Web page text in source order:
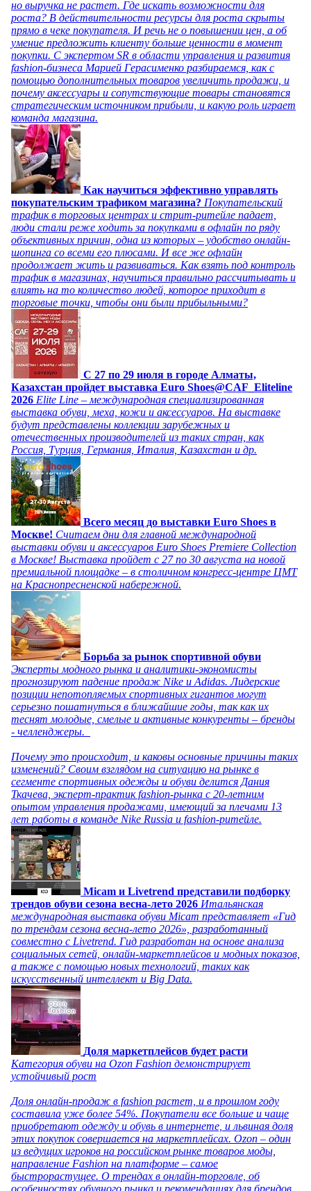
но выручка не растет. Где искать возможности для
роста? В действительности ресурсы для роста скрыты
прямо в чеке покупателя. И речь не о повышении цен, а об
умение предложить клиенту больше ценности в момент
покупки. С экспертом SR в области управления и развития
fashion-бизнеса Марией Герасименко разбираемся, как с
помощью дополнительных товаров увеличить продажи, и
почему аксессуары и сопутствующие товары становятся
стратегическим источником прибыли, и какую роль играет
команда магазина.
Как научиться эффективно управлять
покупательским трафиком магазина? Покупательский
трафик в торговых центрах и стрит-ритейле падает,
люди стали реже ходить за покупками в офлайн по ряду
объективных причин, одна из которых – удобство онлайн-
шопинга со всеми его плюсами. И все же офлайн
продолжает жить и развиваться. Как взять под контроль
трафик в магазинах, научиться правильно рассчитывать и
влиять на то количество людей, которое приходит в
торговые точки, чтобы они были прибыльными?
C 27 по 29 июля в городе Алматы,
Казахстан пройдет выставка Euro Shoes@CAF_Eliteline
2026 Elite Line – международная специализированная
выставка обуви, меха, кожи и аксессуаров. На выставке
будут представлены коллекции зарубежных и
отечественных производителей из таких стран, как
Россия, Турция, Германия, Италия, Казахстан и др.
Всего месяц до выставки Euro Shoes в
Москве! Считаем дни для главной международной
выставки обуви и аксессуаров Euro Shoes Premiere Collection
в Москве! Выставка пройдет с 27 по 30 августа на новой
премиальной площадке – в столичном конгресс-центре ЦМТ
на Краснопресненской набережной.
Борьба за рынок спортивной обуви
Эксперты модного рынка и аналитики-экономисты
прогнозируют падение продаж Nike и Adidas. Лидерские
позиции непотопляемых спортивных гигантов могут
серьезно пошатнуться в ближайшие годы, так как их
теснят молодые, смелые и активные конкуренты – бренды
- челленджеры.
Почему это происходит, и каковы основные причины таких
изменений? Своим взглядом на ситуацию на рынке в
сегменте спортивных одежды и обуви делится Дания
Ткачева, эксперт-практик fashion-рынка с 20-летним
опытом управления продажами, имеющий за плечами 13
лет работы в команде Nike Russia и fashion-ритейле.
Micam и Livetrend представили подборку
трендов обуви сезона весна-лето 2026 Итальянская
международная выставка обуви Micam представляет «Гид
по трендам сезона весна-лето 2026», разработанный
совместно с Livetrend. Гид разработан на основе анализа
социальных сетей, онлайн-маркетплейсов и модных показов,
а также с помощью новых технологий, таких как
искусственный интеллект и Big Data.
Доля маркетплейсов будет расти
Категория обуви на Ozon Fashion демонстрирует
устойчивый рост
Доля онлайн-продаж в fashion растет, и в прошлом году
составила уже более 54%. Покупатели все больше и чаще
приобретают одежду и обувь в интернете, и львиная доля
этих покупок совершается на маркетплейсах. Ozon – один
из ведущих игроков на российском рынке товаров моды,
направление Fashion на платформе – самое
быстрорастущее. О трендах в онлайн-торговле, об
особенностях обувного рынка и рекомендациях для брендов,